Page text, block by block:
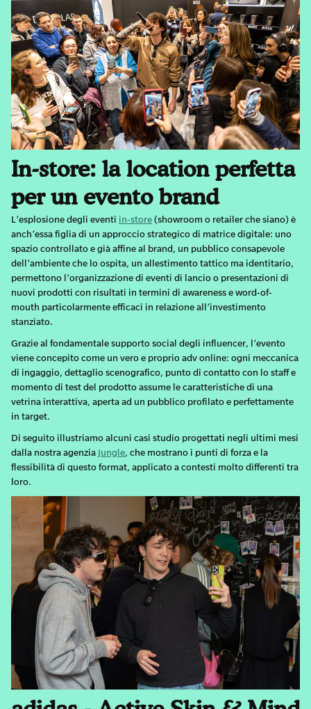
In-store: la location perfetta
per un evento brand
L’esplosione degli eventi in-store (showroom o retailer che siano) è
anch’essa figlia di un approccio strategico di matrice digitale: uno
spazio controllato e già affine al brand, un pubblico consapevole
dell’ambiente che lo ospita, un allestimento tattico ma identitario,
permettono l’organizzazione di eventi di lancio o presentazioni di
nuovi prodotti con risultati in termini di awareness e word-of-
mouth particolarmente efficaci in relazione all’investimento
stanziato.
Grazie al fondamentale supporto social degli influencer, l’evento
viene concepito come un vero e proprio adv online: ogni meccanica
di ingaggio, dettaglio scenografico, punto di contatto con lo staff e
momento di test del prodotto assume le caratteristiche di una
vetrina interattiva, aperta ad un pubblico profilato e perfettamente
in target.
Di seguito illustriamo alcuni casi studio progettati negli ultimi mesi
dalla nostra agenzia Jungle, che mostrano i punti di forza e la
flessibilità di questo format, applicato a contesti molto differenti tra
loro.